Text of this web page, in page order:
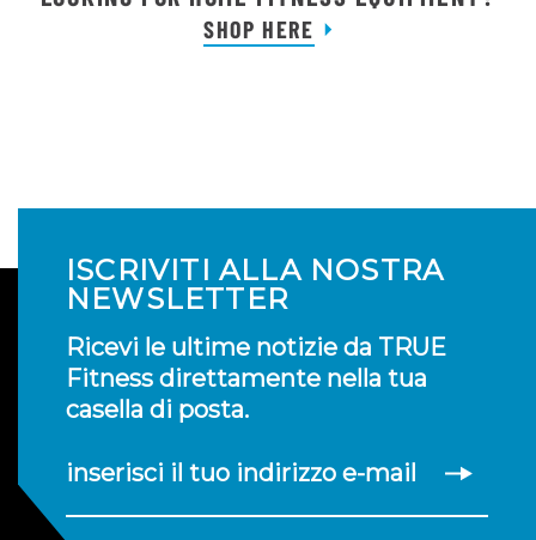
SHOP HERE
ISCRIVITI ALLA NOSTRA
NEWSLETTER
Ricevi le ultime notizie da TRUE
Fitness direttamente nella tua
casella di posta.
inserisci il tuo indirizzo e-mail